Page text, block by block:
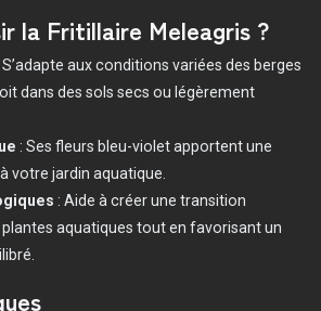
la Fritillaire Meleagris ?
S’adapte aux conditions variées des berges
dans des sols secs ou légèrement
: Ses fleurs bleu-violet apportent une
votre jardin aquatique.
: Aide à créer une transition
aquatiques tout en favorisant un